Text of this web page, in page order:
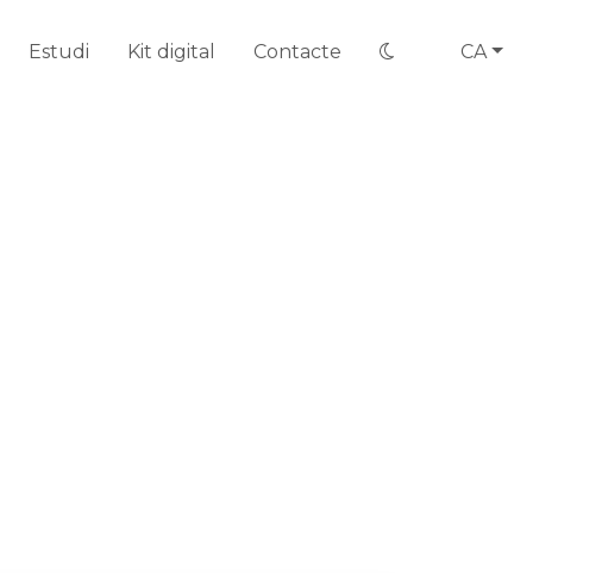
Estudi Kit digital Contacte CA